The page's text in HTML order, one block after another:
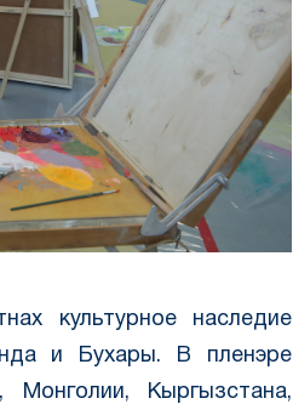
культурное наследие
и Бухары. В пленэре
Монголии, Кыргызстана,